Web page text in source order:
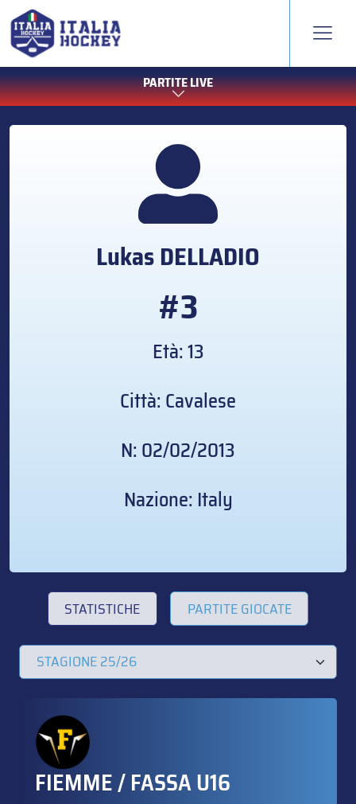
PARTITE LIVE
LukasDELLADIO
#3
Età: 13
Città: Cavalese
N: 02/02/2013
Nazione: Italy
STATISTICHE PARTITE GIOCATE
FIEMME / FASSA U16